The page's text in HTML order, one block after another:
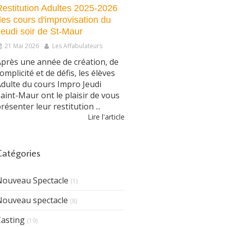
Adultes 2025-2026
cours d'improvisation du
soir de St-Maur
21 Mai 2026 Les Affabulateurs
une année de création, de
et de défis, les élèves
du cours Impro Jeudi
Maur ont le plaisir de vous
leur restitution ...
Lire l'article
Spectacle (1)
spectacle (8)
(19)